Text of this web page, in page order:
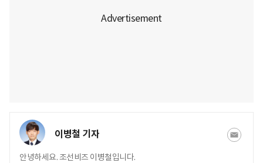
이병철 기자
안녕하세요. 조선비즈 이병철입니다.